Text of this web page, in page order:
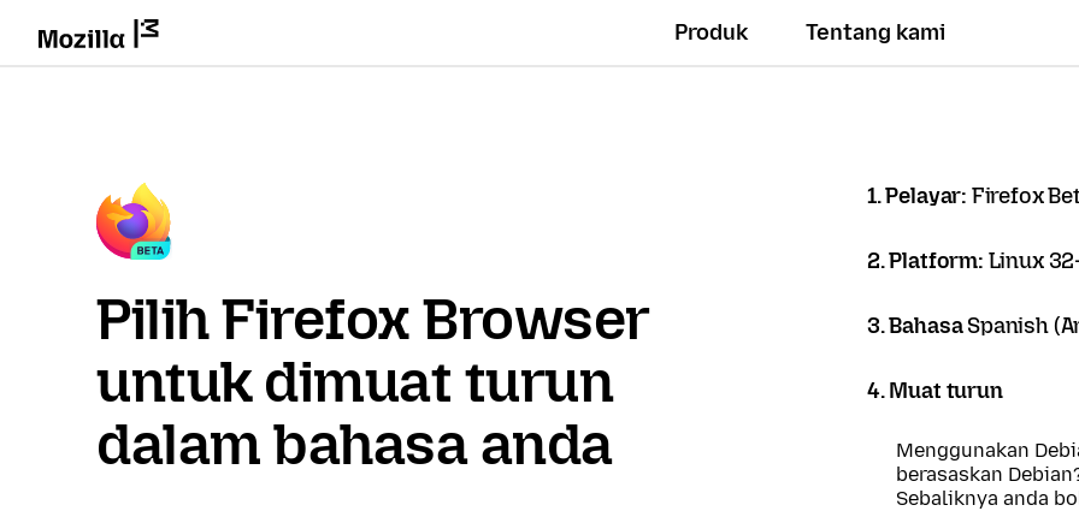
Produk Tentang kami
Pilih Firefox Browser
untuk dimuat turun
dalam bahasa anda
1. Pelayar: Firefox
2. Platform: Linux
3. BahasaSpanish
4. Muat turun
Menggunakan
berasaskan
Sebaliknya anda